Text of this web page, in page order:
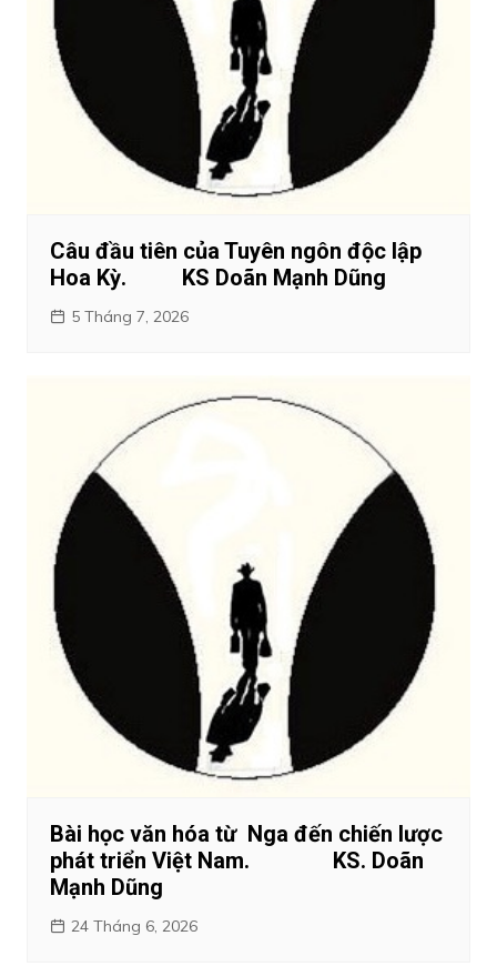
Câu đầu tiên của Tuyên ngôn độc lập
Hoa Kỳ. KS Doãn Mạnh Dũng
5 Tháng 7, 2026
Bài học văn hóa từ Nga đến chiến lược
phát triển Việt Nam. KS. Doãn
Mạnh Dũng
24 Tháng 6, 2026